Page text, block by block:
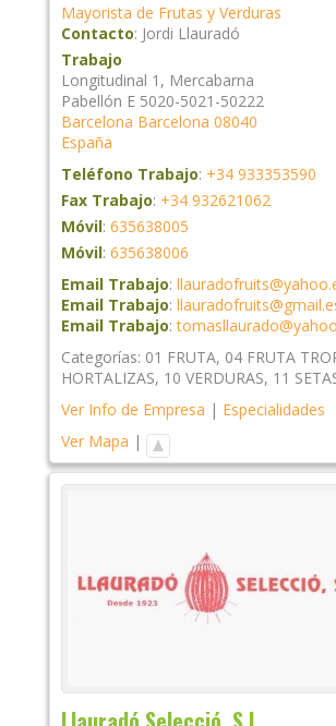
Mayorista de Frutas y Verduras
Contacto: Jordi Llauradó
Trabajo
Longitudinal 1, Mercabarna
Pabellón E 5020-5021-50222
Barcelona Barcelona 08040
España
Teléfono Trabajo: +34 933353590
Fax Trabajo: +34 932621062
Móvil: 635638005
Móvil: 635638006
Email Trabajo:
Email Trabajo:
Email Trabajo:
Categorías: 01 FRUTA, 04 FRUTA
HORTALIZAS, 10 VERDURAS, 11
Ver Info de Empresa | Especialidades
Ver Mapa |